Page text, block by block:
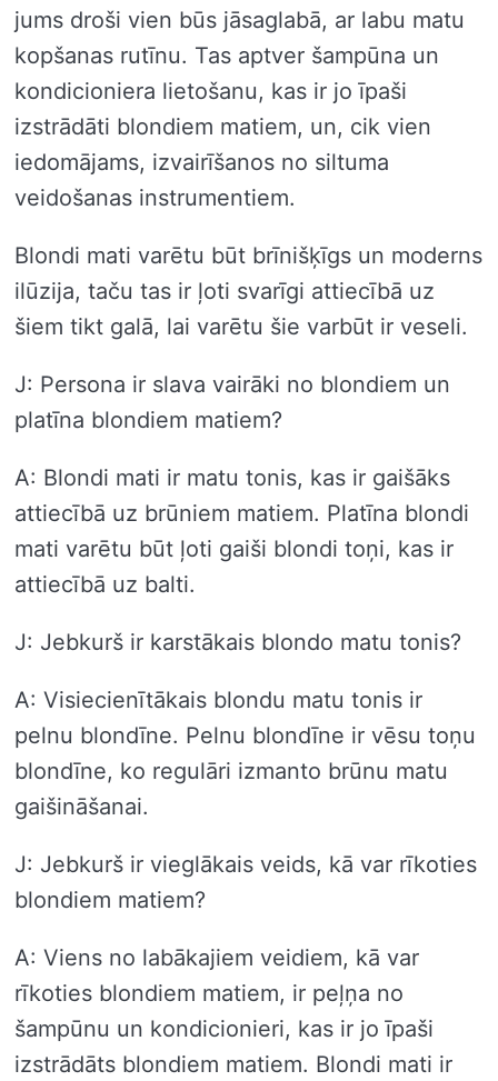
jums droši vien būs jāsaglabā, ar labu matu
kopšanas rutīnu. Tas aptver šampūna un
kondicioniera lietošanu, kas ir jo īpaši
izstrādāti blondiem matiem, un, cik vien
iedomājams, izvairīšanos no siltuma
veidošanas instrumentiem.
Blondi mati varētu būt brīnišķīgs un moderns
ilūzija, taču tas ir ļoti svarīgi attiecībā uz
šiem tikt galā, lai varētu šie varbūt ir veseli.
J: Persona ir slava vairāki no blondiem un
platīna blondiem matiem?
A: Blondi mati ir matu tonis, kas ir gaišāks
attiecībā uz brūniem matiem. Platīna blondi
mati varētu būt ļoti gaiši blondi toņi, kas ir
attiecībā uz balti.
J: Jebkurš ir karstākais blondo matu tonis?
A: Visiecienītākais blondu matu tonis ir
pelnu blondīne. Pelnu blondīne ir vēsu toņu
blondīne, ko regulāri izmanto brūnu matu
gaišināšanai.
J: Jebkurš ir vieglākais veids, kā var rīkoties
blondiem matiem?
A: Viens no labākajiem veidiem, kā var
rīkoties blondiem matiem, ir peļņa no
šampūnu un kondicionieri, kas ir jo īpaši
izstrādāts blondiem matiem. Blondi mati ir